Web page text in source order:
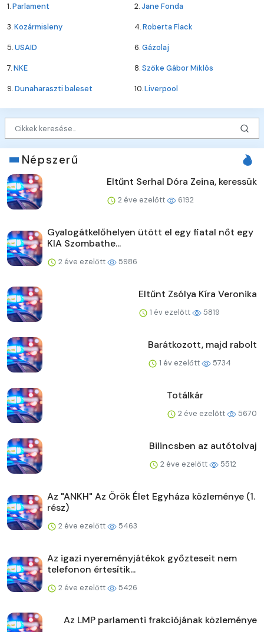
1.Parlament 2.Jane Fonda
3.Kozármisleny 4.Roberta Flack
5.USAID 6.Gázolaj
7.NKE 8.Szőke Gábor Miklós
9.Dunaharaszti baleset 10.Liverpool
Népszerű
Eltűnt Serhal Dóra Zeina, keressük
2 éve ezelőtt 6192
Gyalogátkelőhelyen ütött el egy fiatal nőt egy
KIA Szombathe...
2 éve ezelőtt 5986
Eltűnt Zsólya Kíra Veronika
1 év ezelőtt 5819
Barátkozott, majd rabolt
1 év ezelőtt 5734
Totálkár
2 éve ezelőtt 5670
Bilincsben az autótolvaj
2 éve ezelőtt 5512
Az "ANKH" Az Örök Élet Egyháza közleménye (1.
rész)
2 éve ezelőtt 5463
Az igazi nyereményjátékok győzteseit nem
telefonon értesítik...
2 éve ezelőtt 5426
Az LMP parlamenti frakciójának közleménye